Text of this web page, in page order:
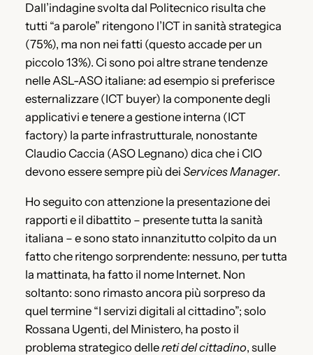
Dall’indagine svolta dal Politecnico risulta che
tutti “a parole” ritengono l’ICT in sanità strategica
(75%), ma non nei fatti (questo accade per un
piccolo 13%). Ci sono poi altre strane tendenze
nelle ASL-ASO italiane: ad esempio si preferisce
esternalizzare (ICT buyer) la componente degli
applicativi e tenere a gestione interna (ICT
factory) la parte infrastrutturale, nonostante
Claudio Caccia (ASO Legnano) dica che i CIO
devono essere sempre più dei Services Manager.
Ho seguito con attenzione la presentazione dei
rapporti e il dibattito – presente tutta la sanità
italiana – e sono stato innanzitutto colpito da un
fatto che ritengo sorprendente: nessuno, per tutta
la mattinata, ha fatto il nome Internet. Non
soltanto: sono rimasto ancora più sorpreso da
quel termine “I servizi digitali al cittadino”; solo
Rossana Ugenti, del Ministero, ha posto il
problema strategico dellereti del cittadino, sulle